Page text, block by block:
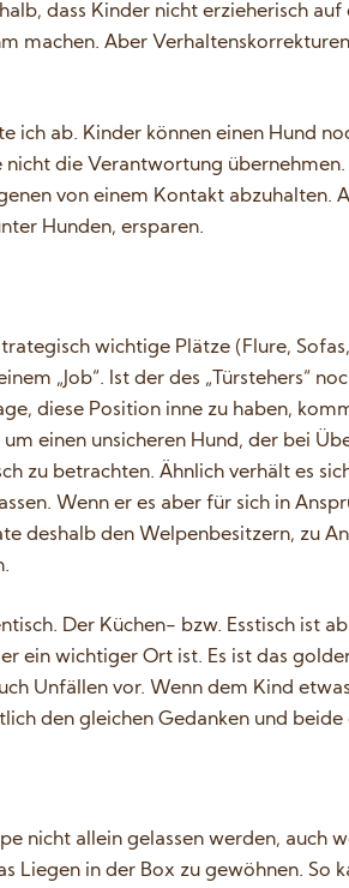
dass Kinder nicht erzieherisch auf
machen. Aber
ich ab. Kinder können einen Hund
die Verantwortung
von einem Kontakt abzuhalten.
Hunden, ersparen.
wichtige Plätze (Flure,
„Job“. Ist der des „Türstehers“
diese Position inne zu haben,
einen unsicheren Hund, der bei
zu betrachten. Ähnlich verhält es
Wenn er es aber für sich in
deshalb den Welpenbesitzern, zu
Der Küchen- bzw. Esstisch ist
ein wichtiger Ort ist. Es ist das
Unfällen vor. Wenn dem Kind
den gleichen Gedanken und beide
nicht allein gelassen werden, auch
Liegen in der Box zu gewöhnen. So